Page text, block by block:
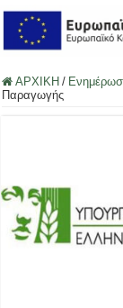
ΑΡΧΙΚΗ /
Παραγωγής